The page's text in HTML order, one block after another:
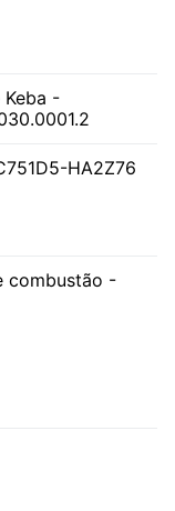
Keba -
HA2Z76
combustão -